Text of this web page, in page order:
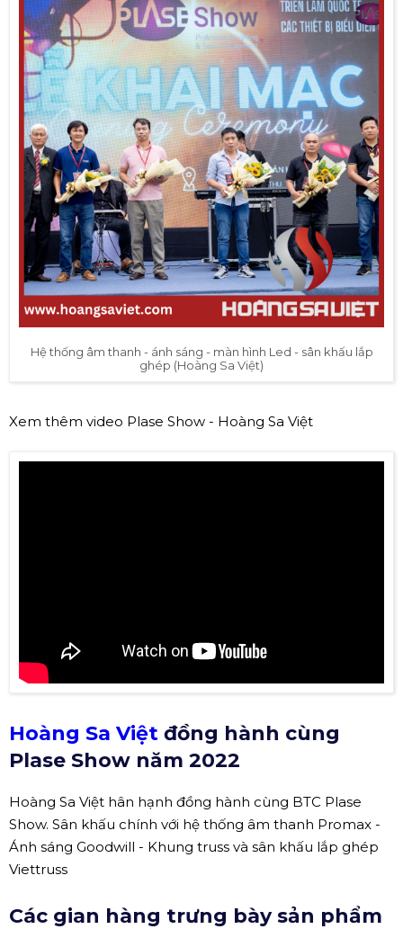
Hệ thống âm thanh - ánh sáng - màn hình Led - sân khấu lắp
ghép (Hoàng Sa Việt)
Xem thêm video Plase Show - Hoàng Sa Việt
Hoàng Sa Việt đồng hành cùng
Plase Show năm 2022
Hoàng Sa Việt hân hạnh đồng hành cùng BTC Plase
Show. Sân khấu chính với hệ thống âm thanh Promax -
Ánh sáng Goodwill - Khung truss và sân khấu lắp ghép
Viettruss
Các gian hàng trưng bày sản phẩm